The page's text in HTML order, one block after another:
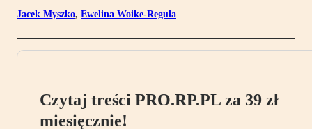
Jacek Myszko, Ewelina Woike-Reguła
Czytaj treści PRO.RP.PL za 39 zł
miesięcznie!